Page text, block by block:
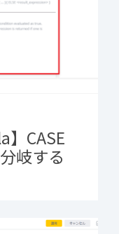
】CASE
岐する